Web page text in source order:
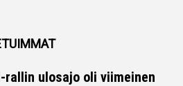
rallin ulosajo oli viimeinen